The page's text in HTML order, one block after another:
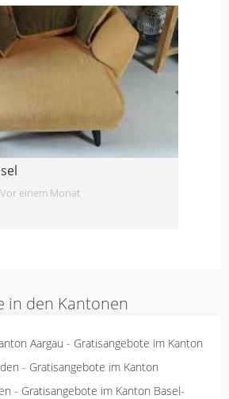
Vor einem Monat
in den Kantonen
Aargau - Gratisangebote im Kanton
- Gratisangebote im Kanton
- Gratisangebote im Kanton Basel-